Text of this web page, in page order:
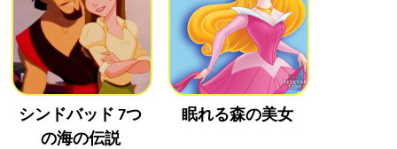
シンドバッド 7つ
の海の伝説
眠れる森の美女